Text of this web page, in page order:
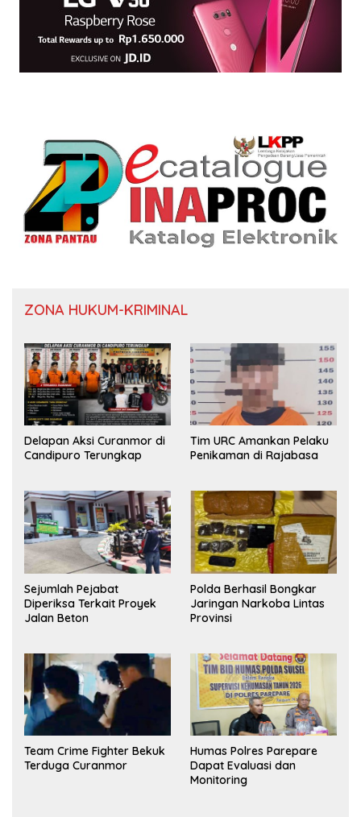
ZONA HUKUM-KRIMINAL
Delapan Aksi Curanmor di
Candipuro Terungkap
Tim URC Amankan Pelaku
Penikaman di Rajabasa
Sejumlah Pejabat
Diperiksa Terkait Proyek
Jalan Beton
Polda Berhasil Bongkar
Jaringan Narkoba Lintas
Provinsi
Team Crime Fighter Bekuk
Terduga Curanmor
Humas Polres Parepare
Dapat Evaluasi dan
Monitoring